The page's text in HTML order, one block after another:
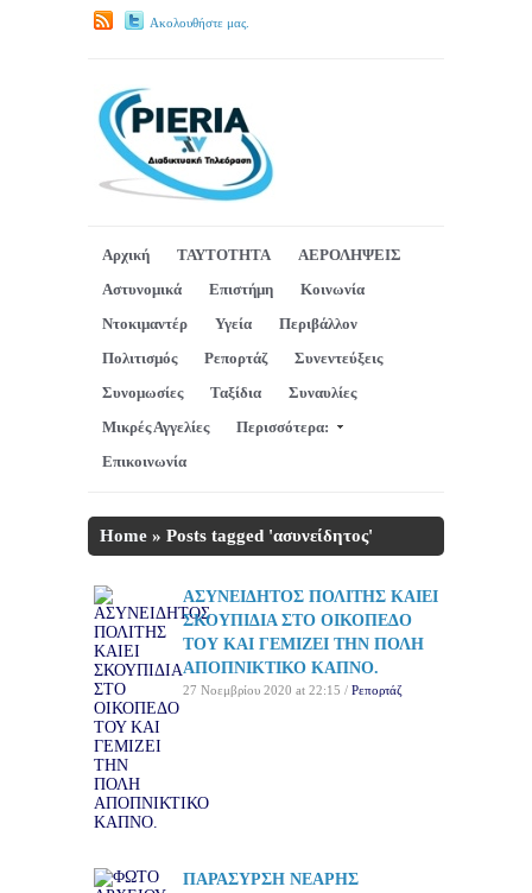
Ακολουθήστε μας.
Αρχική ΤΑΥΤΟΤΗΤΑ
ΑΕΡΟΛΗΨΕΙΣ
Αστυνομικά
Επιστήμη
Κοινωνία
Ντοκιμαντέρ
Υγεία
Περιβάλλον
Πολιτισμός
Ρεπορτάζ
Συνεντεύξεις
Συνομωσίες
Ταξίδια
Συναυλίες
Μικρές Αγγελίες
Περισσότερα:
Επικοινωνία
Home » Posts tagged 'ασυνείδητος'
ΑΣΥΝΕΙΔΗΤΟΣ ΠΟΛΙΤΗΣ ΚΑΙΕΙ
ΣΚΟΥΠΙΔΙΑ ΣΤΟ ΟΙΚΟΠΕΔΟ
ΤΟΥ ΚΑΙ ΓΕΜΙΖΕΙ ΤΗΝ ΠΟΛΗ
ΑΠΟΠΝΙΚΤΙΚΟ ΚΑΠΝΟ.
27 Νοεμβρίου 2020 at 22:15 / Ρεπορτάζ
ΠΑΡΑΣΥΡΣΗ ΝΕΑΡΗΣ